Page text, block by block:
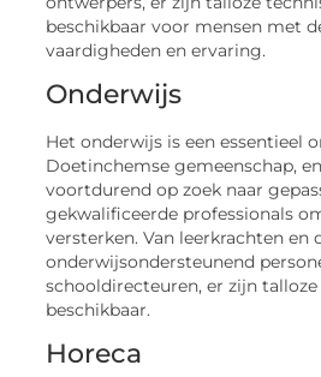
beschikbaar voor mensen met
vaardigheden en ervaring.
Onderwijs
Het onderwijs is een essentieel
Doetinchemse gemeenschap,
voortdurend op zoek naar
gekwalificeerde professionals
versterken. Van leerkrachten en
onderwijsondersteunend
schooldirecteuren, er zijn
beschikbaar.
Horeca